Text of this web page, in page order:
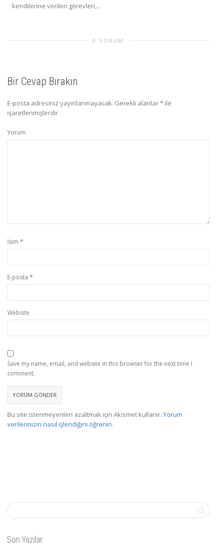
kendilerine verilen görevleri,...
0 YORUM
Bir Cevap Bırakın
E-posta adresiniz yayınlanmayacak. Gerekli alanlar* ile
işaretlenmişlerdir
Yorum
İsim *
E-posta *
Website
Save my name, email, and website in this browser for the next time I
comment.
Bu site istenmeyenleri azaltmak için Akismet kullanır. Yorum
verilerinizin nasıl işlendiğini öğrenin.
Son Yazılar